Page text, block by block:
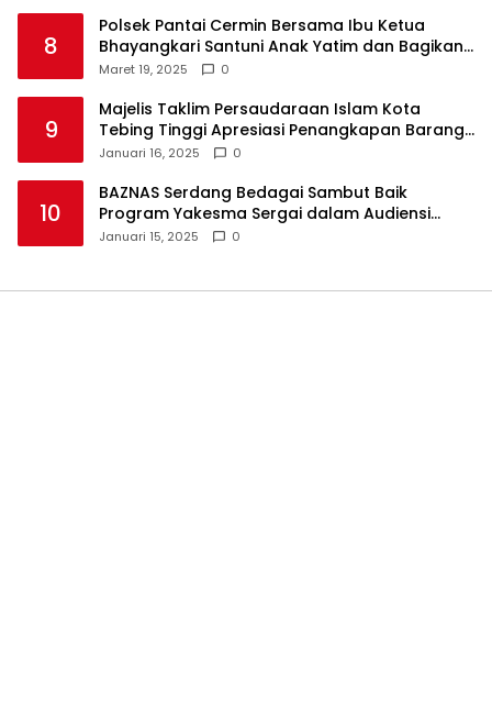
8
Polsek Pantai Cermin Bersama Ibu Ketua
Bhayangkari Santuni Anak Yatim dan Bagikan
Takjil
Maret 19, 2025 0
9
Majelis Taklim Persaudaraan Islam Kota
Tebing Tinggi Apresiasi Penangkapan Barang
Haram
Januari 16, 2025 0
10
BAZNAS Serdang Bedagai Sambut Baik
Program Yakesma Sergai dalam Audiensi
Perkenalan Pengurus Baru
Januari 15, 2025 0